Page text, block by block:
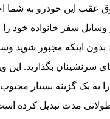
عقب این خودرو به شما
وسایل سفر خانواده خود را
اینکه مجبور شوید
سرنشینان بگذارید. این
به یک گزینه بسیار
مدت تبدیل کرده